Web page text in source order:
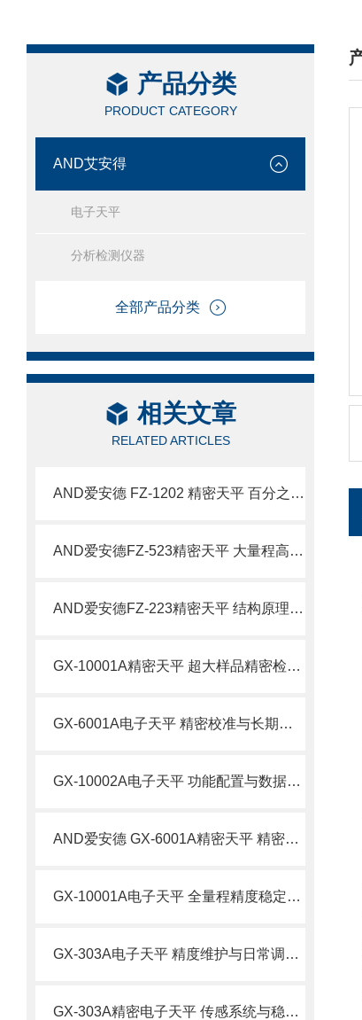
产品分类
PRODUCT CATEGORY
AND艾安得
电子天平
分析检测仪器
全部产品分类
相关文章
RELATED ARTICLES
AND爱安德 FZ-1202 精密天平 百分之一克大量程称量设备
AND爱安德FZ-523精密天平 大量程高精度称量设备特点
AND爱安德FZ-223精密天平 结构原理与技术特性
GX-10001A精密天平 超大样品精密检测场景应用详解
GX-6001A电子天平 精密校准与长期精度维护技术
GX-10002A电子天平 功能配置与数据精准控制技术
AND爱安德 GX-6001A精密天平 精密科研与品质质检场景应用技术
GX-10001A电子天平 全量程精度稳定控制与运维技术
GX-303A电子天平 精度维护与日常调校技术要点
GX-303A精密电子天平 传感系统与稳定性技术原理
/